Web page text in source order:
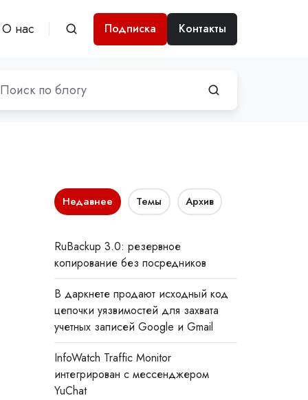
О нас Подписка Контакты
Недавнее Темы Архив
RuBackup 3.0: резервное
копирование без посредников
В даркнете продают исходный код
цепочки уязвимостей для захвата
учетных записей Google и Gmail
InfoWatch Traffic Monitor
интегрирован с мессенджером
YuChat